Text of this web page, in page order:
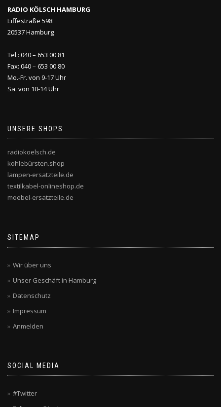
RADIO KÖLSCH HAMBURG
Eiffestraße 598
20537 Hamburg
Tel.: 040 – 653 00 81
Fax: 040 – 653 00 80
Mo.-Fr. von 9-17 Uhr
Sa. von 10-14 Uhr
UNSERE SHOPS
radiokoelsch.de
kohlebürsten.shop
lampen-ersatzteile.de
textilkabel-onlineshop.de
moebel-ersatzteile.de
SITEMAP
Wir über uns
Unser Geschäft in Hamburg
Datenschutz
Impressum
Anmelden
SOCIAL MEDIA
#Twitter